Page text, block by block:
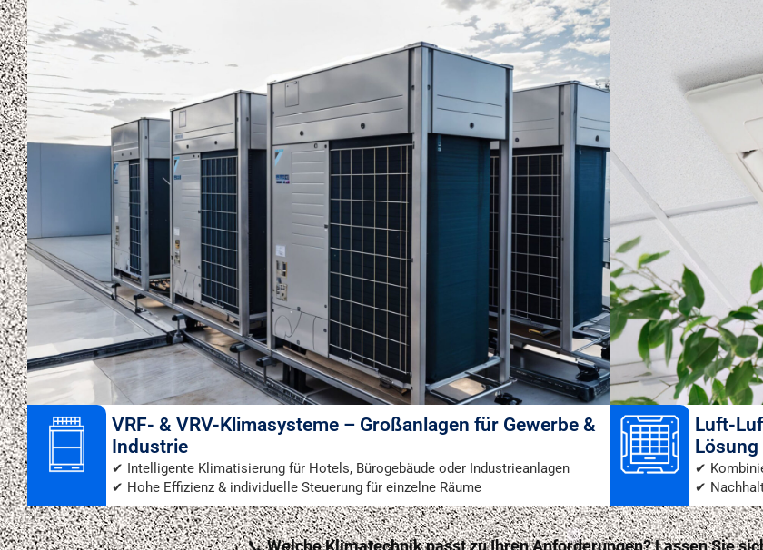
VRF- & VRV-Klimasysteme – Großanlagen für Gewerbe &
Industrie
✔ Intelligente Klimatisierung für Hotels, Bürogebäude oder Industrieanlagen
✔ Hohe Effizienz & individuelle Steuerung für einzelne Räume
Luft-
Lösung
✔
✔